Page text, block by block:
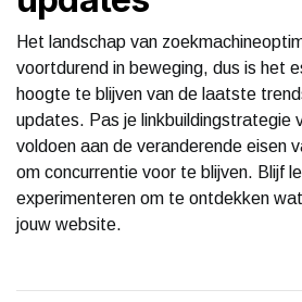
Het landschap van
voortdurend in beweging, dus is het
hoogte te blijven van de laatste
updates. Pas je linkbuildingstrategie
voldoen aan de veranderende eisen
om concurrentie voor te blijven. Blijf
experimenteren om te ontdekken
jouw website.